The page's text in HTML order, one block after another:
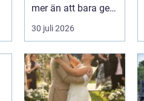
mer än att bara ge
skugga. Det
påverkar hur länge
gäs...
30 juli 2026